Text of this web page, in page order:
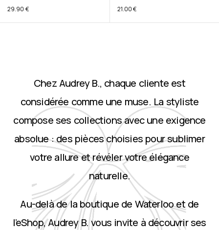
29.90 € 21.00€
Chez Audrey B., chaque cliente est
considérée comme une muse. La styliste
compose ses collections avec une exigence
absolue : des pièces choisies pour sublimer
votre allure et révéler votre élégance
naturelle.
Au-delà de la boutique de Waterloo et de
l’eShop, Audrey B. vous invite à découvrir ses